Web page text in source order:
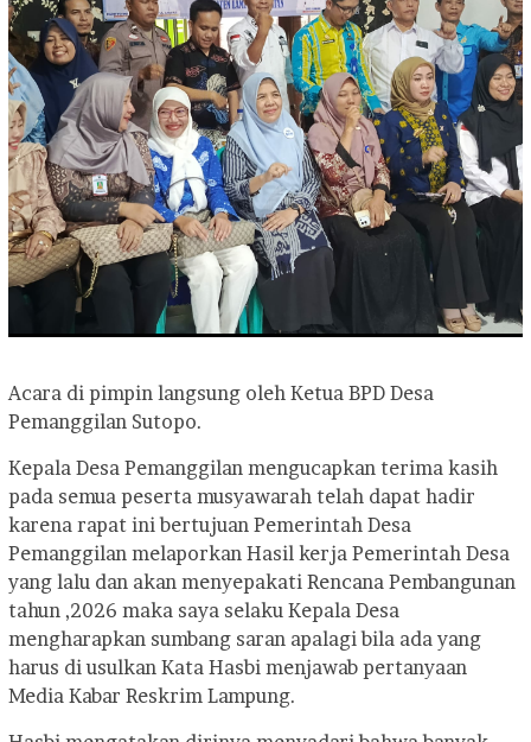
Acara di pimpin langsung oleh Ketua BPD Desa
Pemanggilan Sutopo.
Kepala Desa Pemanggilan mengucapkan terima kasih
pada semua peserta musyawarah telah dapat hadir
karena rapat ini bertujuan Pemerintah Desa
Pemanggilan melaporkan Hasil kerja Pemerintah Desa
yang lalu dan akan menyepakati Rencana Pembangunan
tahun ,2026 maka saya selaku Kepala Desa
mengharapkan sumbang saran apalagi bila ada yang
harus di usulkan Kata Hasbi menjawab pertanyaan
Media Kabar Reskrim Lampung.